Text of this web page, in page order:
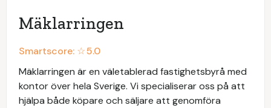
Mäklarringen
Smartscore: ☆5.0
Mäklarringen är en väletablerad fastighetsbyrå med
kontor över hela Sverige. Vi specialiserar oss på att
hjälpa både köpare och säljare att genomföra